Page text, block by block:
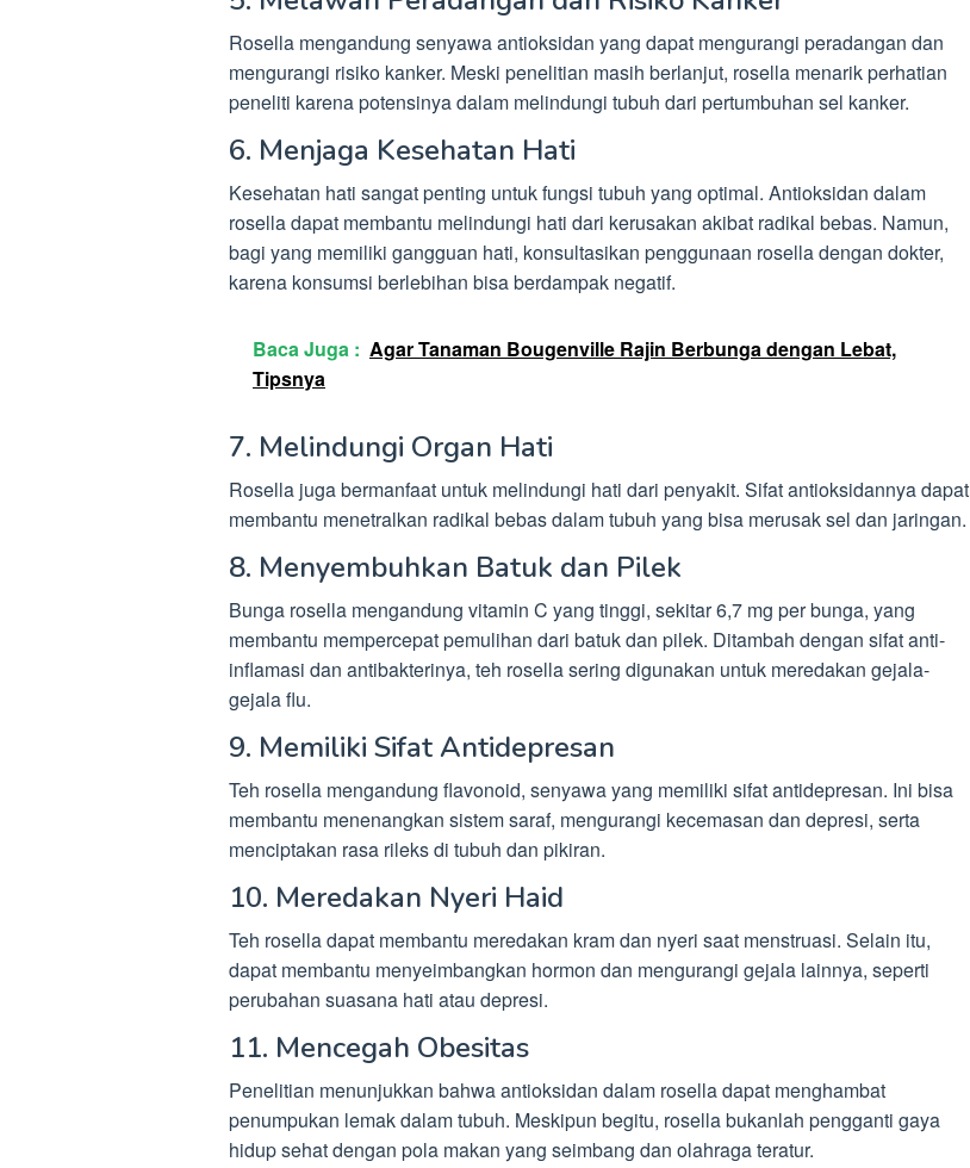
Rosella mengandung senyawa antioksidan yang dapat mengurangi peradangan dan
mengurangi risiko kanker. Meski penelitian masih berlanjut, rosella menarik perhatian
peneliti karena potensinya dalam melindungi tubuh dari pertumbuhan sel kanker.
6. Menjaga Kesehatan Hati
Kesehatan hati sangat penting untuk fungsi tubuh yang optimal. Antioksidan dalam
rosella dapat membantu melindungi hati dari kerusakan akibat radikal bebas. Namun,
bagi yang memiliki gangguan hati, konsultasikan penggunaan rosella dengan dokter,
karena konsumsi berlebihan bisa berdampak negatif.
Baca Juga : Agar Tanaman Bougenville Rajin Berbunga dengan Lebat,
Tipsnya
7. Melindungi Organ Hati
Rosella juga bermanfaat untuk melindungi hati dari penyakit. Sifat antioksidannya dapat
membantu menetralkan radikal bebas dalam tubuh yang bisa merusak sel dan jaringan.
8. Menyembuhkan Batuk dan Pilek
Bunga rosella mengandung vitamin C yang tinggi, sekitar 6,7 mg per bunga, yang
membantu mempercepat pemulihan dari batuk dan pilek. Ditambah dengan sifat anti-
inflamasi dan antibakterinya, teh rosella sering digunakan untuk meredakan gejala-
gejala flu.
9. Memiliki Sifat Antidepresan
Teh rosella mengandung flavonoid, senyawa yang memiliki sifat antidepresan. Ini bisa
membantu menenangkan sistem saraf, mengurangi kecemasan dan depresi, serta
menciptakan rasa rileks di tubuh dan pikiran.
10. Meredakan Nyeri Haid
Teh rosella dapat membantu meredakan kram dan nyeri saat menstruasi. Selain itu,
dapat membantu menyeimbangkan hormon dan mengurangi gejala lainnya, seperti
perubahan suasana hati atau depresi.
11. Mencegah Obesitas
Penelitian menunjukkan bahwa antioksidan dalam rosella dapat menghambat
penumpukan lemak dalam tubuh. Meskipun begitu, rosella bukanlah pengganti gaya
hidup sehat dengan pola makan yang seimbang dan olahraga teratur.